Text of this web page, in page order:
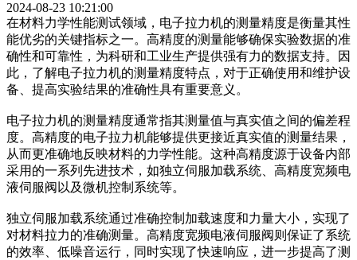
2024-08-23 10:21:00
在材料力学性能测试领域，电子拉力机的测量精度是衡量其性
能优劣的关键指标之一。高精度的测量能够确保实验数据的准
确性和可靠性，为科研和工业生产提供强有力的数据支持。因
此，了解电子拉力机的测量精度特点，对于正确使用和维护设
备、提高实验结果的准确性具有重要意义。
电子拉力机的测量精度通常指其测量值与真实值之间的偏差程
度。高精度的电子拉力机能够提供更接近真实值的测量结果，
从而更准确地反映材料的力学性能。这种高精度源于设备内部
采用的一系列先进技术，如独立伺服加载系统、高精度宽频电
液伺服阀以及微机控制系统等。
独立伺服加载系统通过准确控制加载速度和力量大小，实现了
对材料拉力的准确测量。高精度宽频电液伺服阀则保证了系统
的效率、低噪音运行，同时实现了快速响应，进一步提高了测